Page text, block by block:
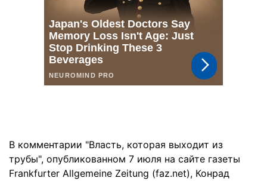
В комментарии "Власть, которая выходит из
трубы", опубликованном 7 июля на сайте газеты
Frankfurter Allgemeine Zeitung (faz.net), Конрад